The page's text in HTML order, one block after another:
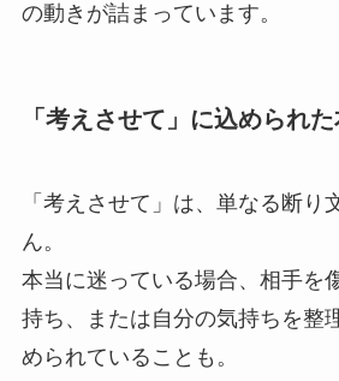
の動きが詰まっています。
「考えさせて」に込められ
「考えさせて」は、単なる断り
ん。
本当に迷っている場合、相手を
持ち、または自分の気持ちを整
められていることも。